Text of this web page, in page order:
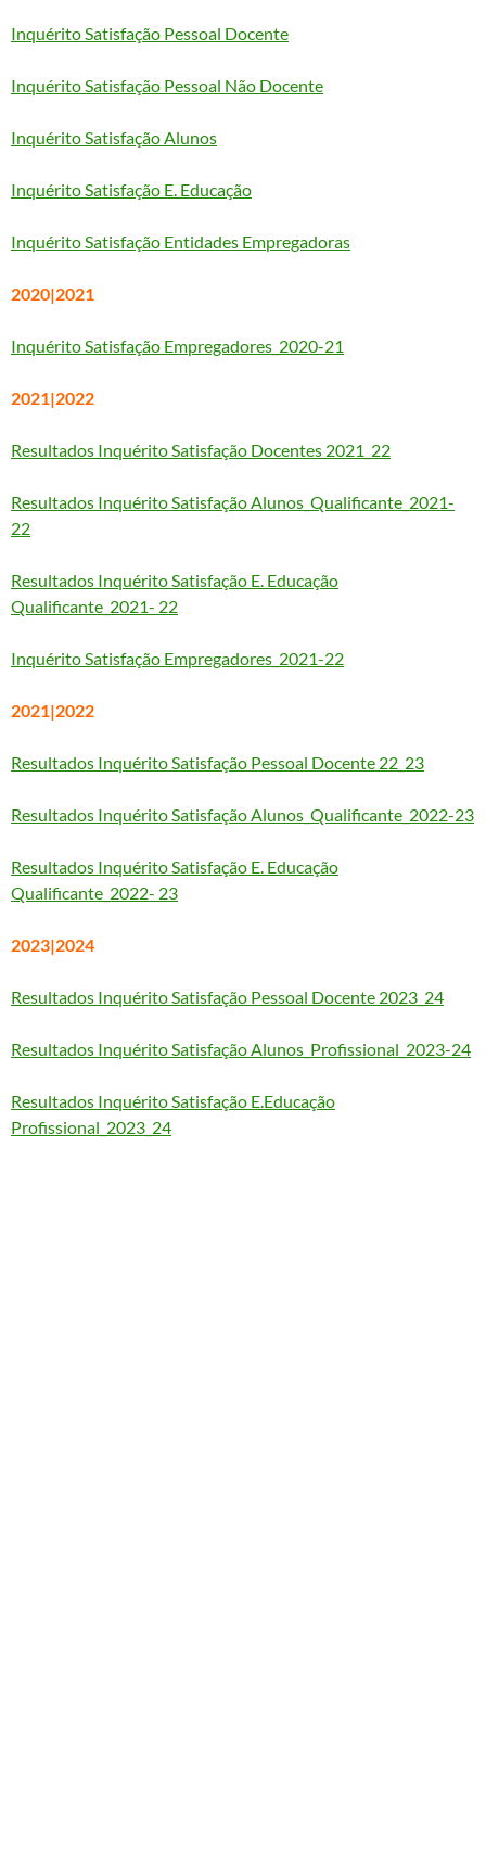
Inquérito Satisfação Pessoal Docente
Inquérito Satisfação Pessoal Não Docente
Inquérito Satisfação Alunos
Inquérito Satisfação E. Educação
Inquérito Satisfação Entidades Empregadoras
2020|2021
Inquérito Satisfação Empregadores_2020-21
2021|2022
Resultados Inquérito Satisfação Docentes 2021_22
Resultados Inquérito Satisfação Alunos_Qualificante_2021-
22
Resultados Inquérito Satisfação E. Educação
Qualificante_2021- 22
Inquérito Satisfação Empregadores_2021-22
2021|2022
Resultados Inquérito Satisfação Pessoal Docente 22_23
Resultados Inquérito Satisfação Alunos_Qualificante_2022-23
Resultados Inquérito Satisfação E. Educação
Qualificante_2022- 23
2023|2024
Resultados Inquérito Satisfação Pessoal Docente 2023_24
Resultados Inquérito Satisfação Alunos_Profissional_2023-24
Resultados Inquérito Satisfação E.Educação
Profissional_2023_24